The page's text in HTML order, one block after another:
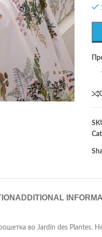
ADDITIONAL
во Jardin des